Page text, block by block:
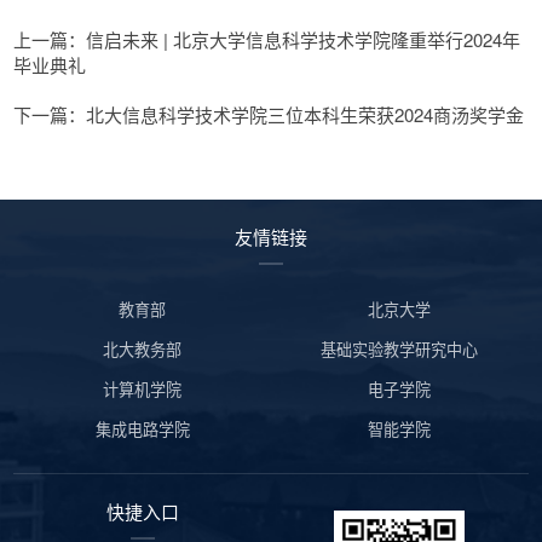
上一篇：信启未来 | 北京大学信息科学技术学院隆重举行2024年
毕业典礼
下一篇：北大信息科学技术学院三位本科生荣获2024商汤奖学金
友情链接
教育部
北京大学
北大教务部
基础实验教学研究中心
计算机学院
电子学院
集成电路学院
智能学院
快捷入口